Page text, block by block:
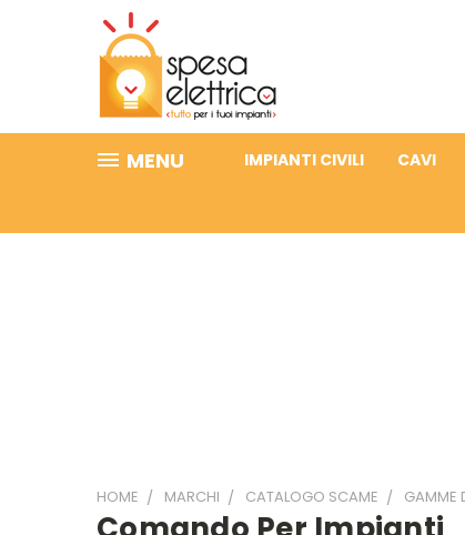
MENU IMPIANTI CIVILI CAVI
HOME MARCHI CATALOGO SCAME GAMME